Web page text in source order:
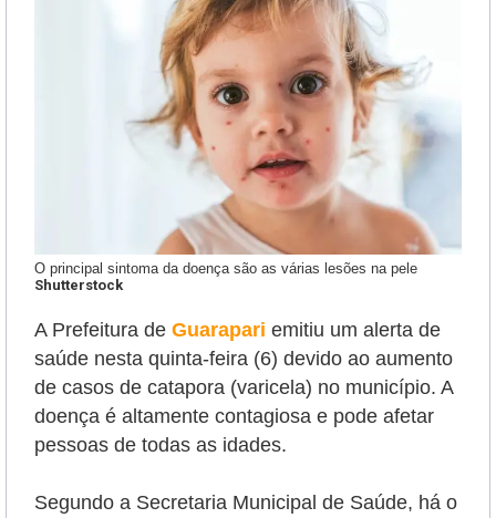
O principal sintoma da doença são as várias lesões na pele
Shutterstock
A Prefeitura de Guarapari emitiu um alerta de
saúde nesta quinta-feira (6) devido ao aumento
de casos de catapora (varicela) no município. A
doença é altamente contagiosa e pode afetar
pessoas de todas as idades.
Segundo a Secretaria Municipal de Saúde, há o